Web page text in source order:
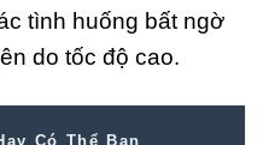
tình huống bất ngờ
do tốc độ cao.
Có Thể Bạn